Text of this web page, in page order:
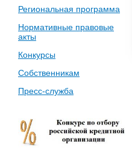
Региональная программа
Нормативные правовые
акты
Конкурсы
Собственникам
Пресс-служба